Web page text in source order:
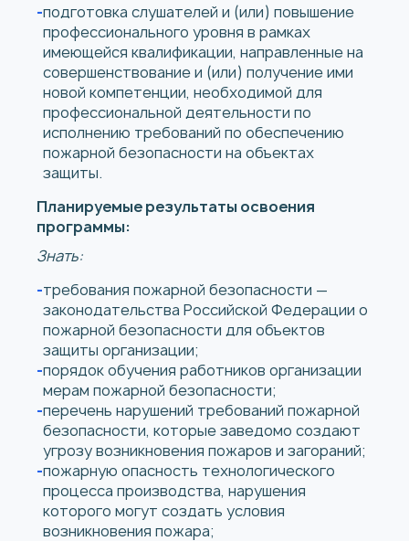
подготовка слушателей и (или) повышение
профессионального уровня в рамках
имеющейся квалификации, направленные на
совершенствование и (или) получение ими
новой компетенции, необходимой для
профессиональной деятельности по
исполнению требований по обеспечению
пожарной безопасности на объектах
защиты.
Планируемые результаты освоения
программы:
Знать:
требования пожарной безопасности —
законодательства Российской Федерации о
пожарной безопасности для объектов
защиты организации;
порядок обучения работников организации
мерам пожарной безопасности;
перечень нарушений требований пожарной
безопасности, которые заведомо создают
угрозу возникновения пожаров и загораний;
пожарную опасность технологического
процесса производства, нарушения
которого могут создать условия
возникновения пожара;